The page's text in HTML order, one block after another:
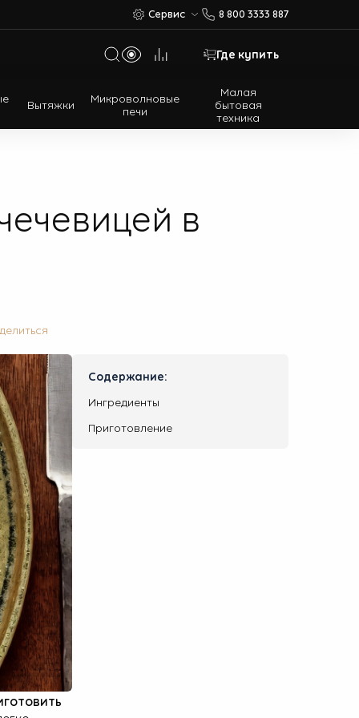
Сервис 8 800 3333 887
Где купить
Вытяжки Микроволновые
печи
Малая
бытовая
техника
Многодверные холодильники
в
Содержание:
Ингредиенты
Приготовление